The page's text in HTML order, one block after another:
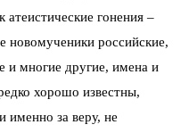
гонения –
новомученики российские,
и многие другие, имена и
хорошо известны,
именно за веру, не